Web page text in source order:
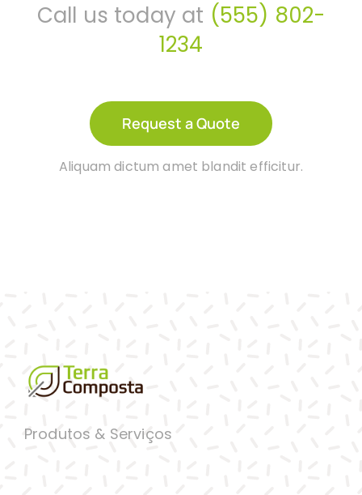
Call us today at (555) 802-
1234
Request a Quote
Aliquam dictum amet blandit efficitur.
Produtos & Serviços